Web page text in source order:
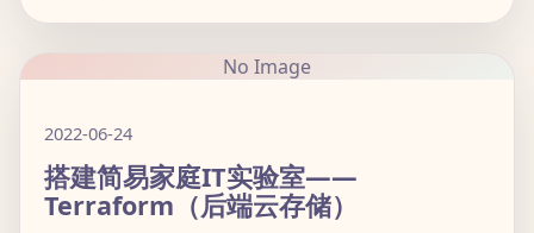
No Image
2022-06-24
搭建简易家庭IT实验室——
Terraform（后端云存储）